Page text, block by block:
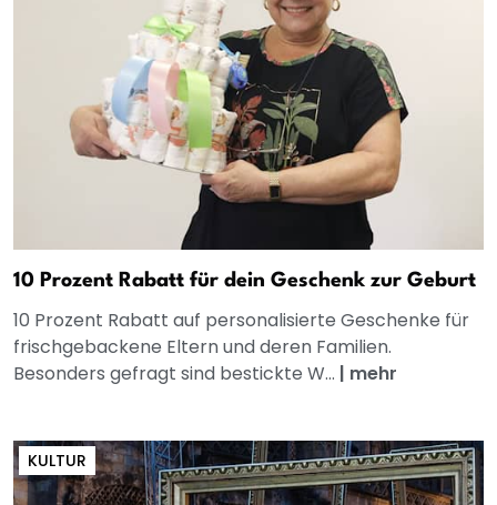
10 Prozent Rabatt für dein Geschenk zur Geburt
10 Prozent Rabatt auf personalisierte Geschenke für
frischgebackene Eltern und deren Familien.
Besonders gefragt sind bestickte W... | mehr
KULTUR